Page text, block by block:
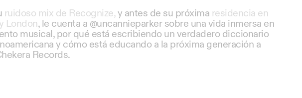
ruidoso mix de Recognize,y antes de su próxima residencia en
London, le cuenta a @uncannieparker sobre una vida inmersa en
musical, por qué está escribiendo un verdadero diccionario
y cómo está educando a la próxima generación a
Records.